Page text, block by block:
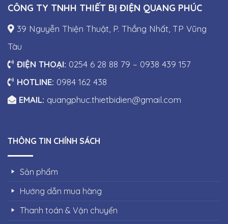
CÔNG TY TNHH THIẾT BỊ ĐIỆN QUANG PHÚC
39 Nguyễn Thiện Thuật, P. Thắng Nhất, TP Vũng
Tàu
ĐIỆN THOẠI: 0254 6 28 88 79 – 0938 439 157
HOTLINE: 0984 162 438
EMAIL: quangphuc.thietbidien@gmail.com
THÔNG TIN CHÍNH SÁCH
Sản phẩm
Hướng dẫn mua hàng
Thanh toán & Vận chuyển